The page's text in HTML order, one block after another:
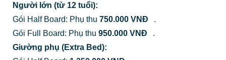
Người lớn (từ 12 tuổi):
Gói Half Board: Phụ thu 750.000 VNĐ
.
Gói Full Board: Phụ thu 950.000 VNĐ
.
Giường phụ (Extra Bed):